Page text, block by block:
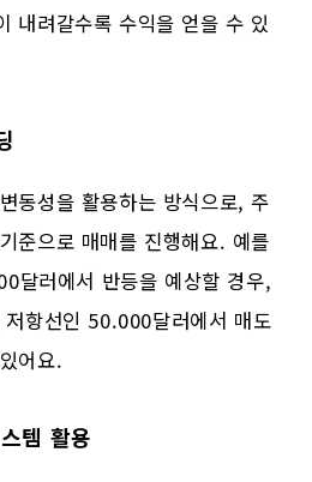
내려갈수록 수익을 얻을 수 있
동성을 활용하는 방식으로, 주
준으로 매매를 진행해요. 예를
달러에서 반등을 예상할 경우,
항선인 50.000달러에서 매도
어요.
템 활용